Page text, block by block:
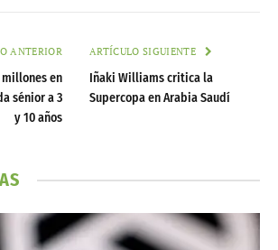
ANTERIOR
millones en
sénior a 3
y 10 años
ARTÍCULO SIGUIENTE
Iñaki Williams critica la
Supercopa en Arabia Saudí